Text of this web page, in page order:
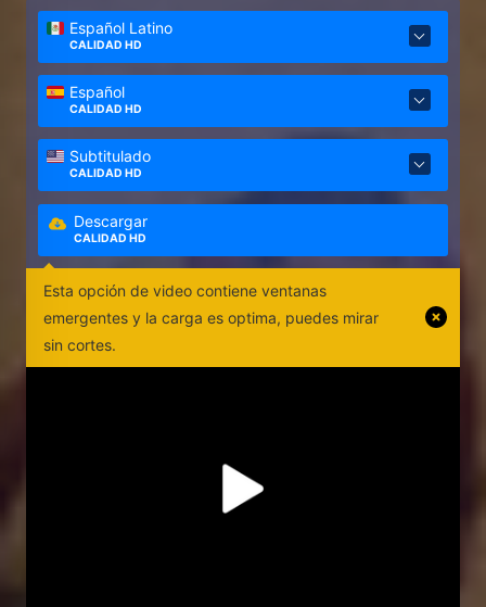
Español Latino
CALIDAD HD
Español
CALIDAD HD
Subtitulado
CALIDAD HD
Descargar
CALIDAD HD
Esta opción de video contiene ventanas
emergentes y la carga es optima, puedes mirar
sin cortes.